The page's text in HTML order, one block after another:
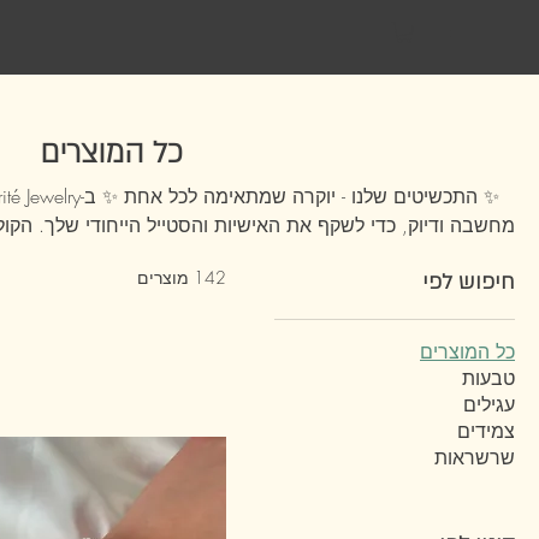
כל המוצרים
הרבה יותר מסתם אביזר – הוא דרך לבטא את עצמך, להוסיף
רגע. 💖 הקפידי לשמור על הברק של התכשיט שלך – מומלץ
כימיים כדי לשמור עליו יפה לאורך זמן. מצאי את התכשיט שמספר את הסיפור שלך ✨
חיפוש לפי
כל המוצרים
טבעות
עגילים
צמידים
שרשראות
142 מוצרים